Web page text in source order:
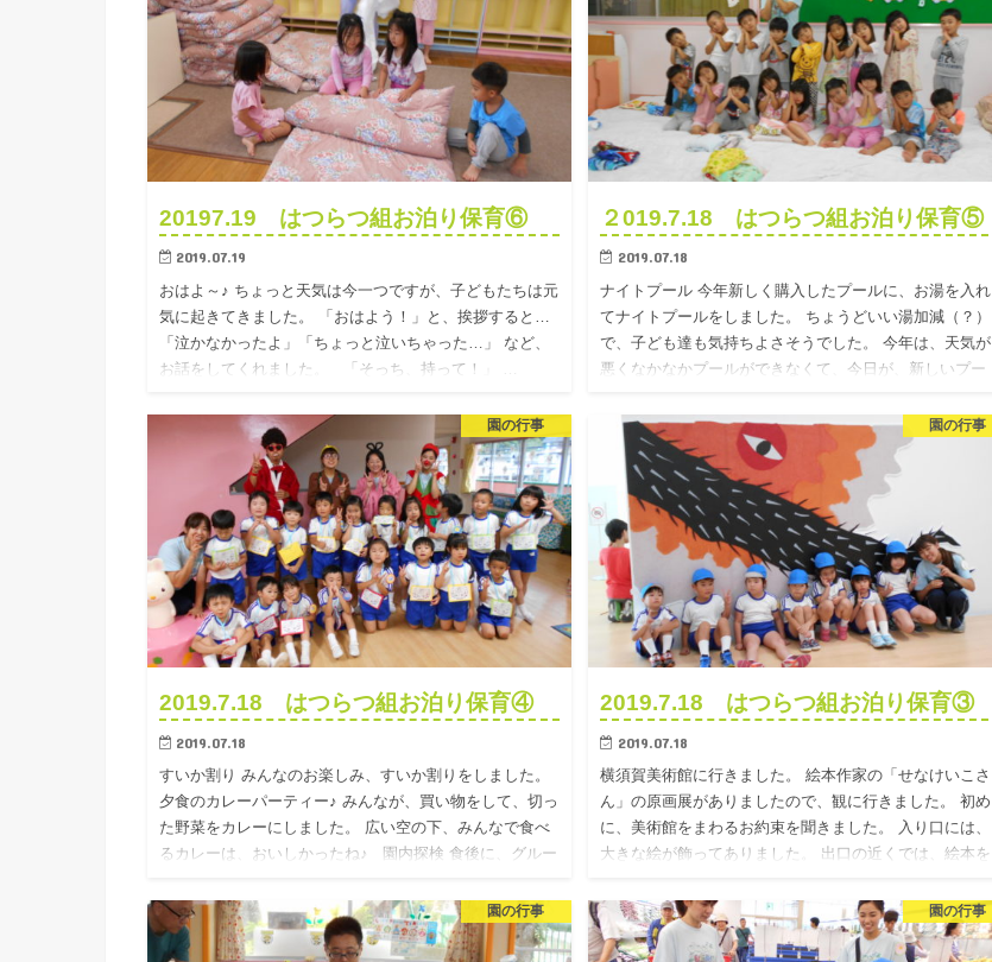
20197.19 はつらつ組お泊り保育⑥
2019.07.19
おはよ～♪ ちょっと天気は今一つですが、子どもたちは元
気に起きてきました。 「おはよう！」と、挨拶すると…
「泣かなかったよ」「ちょっと泣いちゃった…」 など、
お話をしてくれました。 「そっち、持って！」 …
２019.7.18 はつらつ組お泊り保育⑤
2019.07.18
ナイトプール 今年新しく購入したプールに、お湯を入れ
てナイトプールをしました。 ちょうどいい湯加減（？）
で、子ども達も気持ちよさそうでした。 今年は、天気が
悪くなかなかプールができなくて、今日が、新しいプー
園の行事
2019.7.18 はつらつ組お泊り保育④
2019.07.18
すいか割り みんなのお楽しみ、すいか割りをしました。
夕食のカレーパーティー♪ みんなが、買い物をして、切っ
た野菜をカレーにしました。 広い空の下、みんなで食べ
るカレーは、おいしかったね♪ 園内探検 食後に、グルー
園の行事
2019.7.18 はつらつ組お泊り保育③
2019.07.18
横須賀美術館に行きました。 絵本作家の「せなけいこさ
ん」の原画展がありましたので、観に行きました。 初め
に、美術館をまわるお約束を聞きました。 入り口には、
大きな絵が飾ってありました。 出口の近くでは、絵本を
園の行事 園の行事